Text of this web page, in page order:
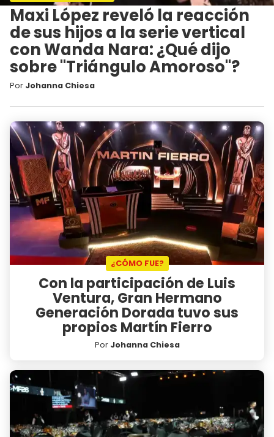
Maxi López reveló la reacción
de sus hijos a la serie vertical
con Wanda Nara: ¿Qué dijo
sobre "Triángulo Amoroso"?
Por Johanna Chiesa
¿CÓMO FUE?
Con la participación de Luis
Ventura, Gran Hermano
Generación Dorada tuvo sus
propios Martín Fierro
Por Johanna Chiesa